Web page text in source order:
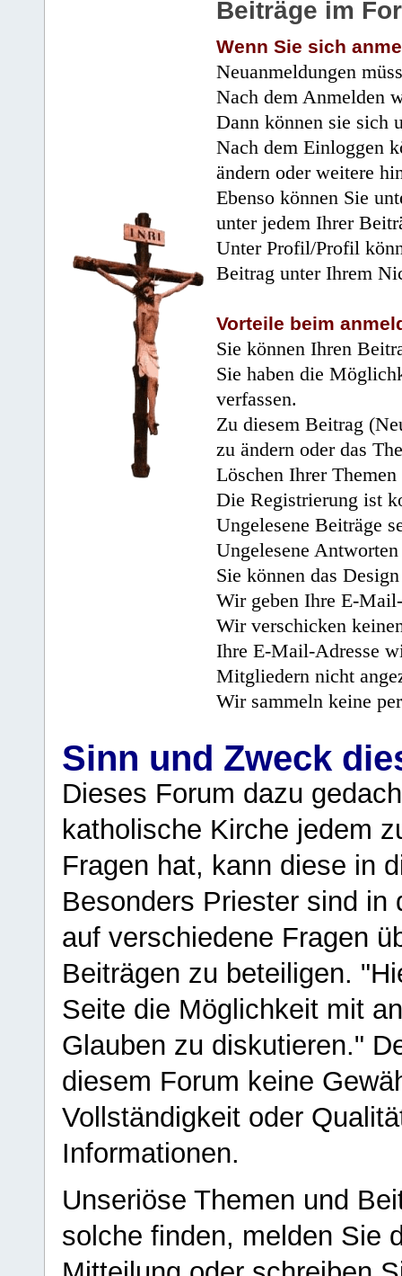
Beiträge im
Wenn Sie sich
Neuanmeldungen
Nach dem Anmelden
Dann können sie sich
Nach dem Einloggen
ändern oder weitere
Ebenso können Sie
unter jedem Ihrer
Unter Profil/Profil
Beitrag unter Ihrem
Vorteile beim
Sie können Ihren
Sie haben die
verfassen.
Zu diesem Beitrag
zu ändern oder das
Löschen Ihrer
Die Registrierung ist
Ungelesene Beiträge
Ungelesene
Sie können das
Wir geben Ihre E-
Wir verschicken
Ihre E-Mail-Adresse
Mitgliedern nicht
Wir sammeln keine
Sinn und Zweck
Dieses Forum dazu
katholische Kirche jedem
Fragen hat, kann diese in
Besonders Priester sind in
auf verschiedene Fragen
Beiträgen zu beteiligen.
Seite die Möglichkeit mit
Glauben zu diskutieren."
diesem Forum keine
Vollständigkeit oder
Informationen.
Unseriöse Themen und
solche finden, melden Sie